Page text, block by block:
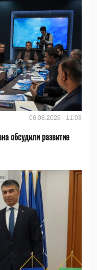
06.08.2026 - 11:03
обсудили развитие